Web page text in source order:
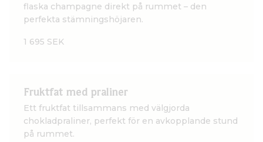
flaska champagne direkt på rummet – den
perfekta stämningshöjaren.
1 695 SEK
Fruktfat med praliner
Ett fruktfat tillsammans med välgjorda
chokladpraliner, perfekt för en avkopplande stund
på rummet.